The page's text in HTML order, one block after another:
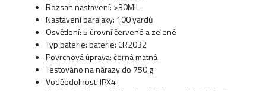
Rozsah nastavení: >30MIL
Nastavení paralaxy: 100 yardů
Osvětlení: 5 úrovní červené a zelené
Typ baterie: baterie: CR2032
Povrchová úprava: černá matná
Testováno na nárazy do 750 g
Voděodolnost: IPX4